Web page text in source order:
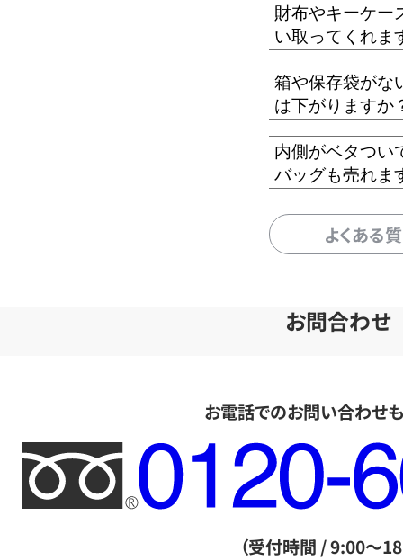
財布やキーケー
い取ってくれま
箱や保存袋がな
は下がりますか
内側がベタつい
バッグも売れま
よくある
お問合わせ
お電話でのお問い合わせ
フ
リ
ー
（受付時間 / 9:00～